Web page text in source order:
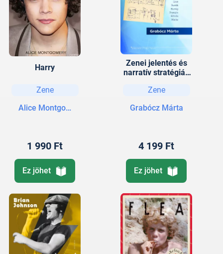
Harry
Zene
Alice Montgomery
1 990 Ft
Ez jöhet
Zenei jelentés és
narratív stratégiák
zeneművekben
Zene
Grabócz Márta
4 199 Ft
Ez jöhet